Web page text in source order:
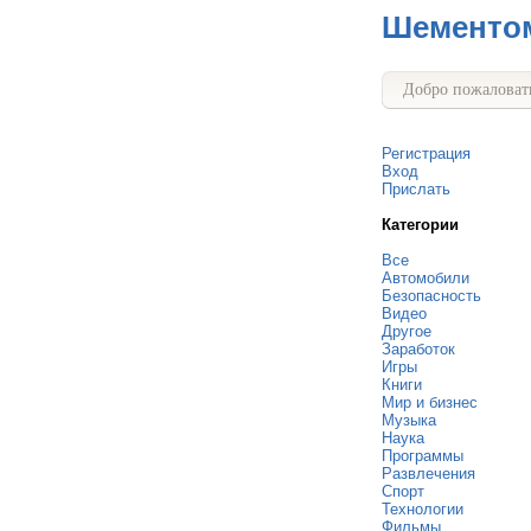
Добро
Регистрация
Вход
Прислать
Категории
Все
Автомобили
Безопасность
Видео
Другое
Заработок
Игры
Книги
Мир и бизнес
Музыка
Наука
Программы
Развлечения
Спорт
Технологии
Фильмы